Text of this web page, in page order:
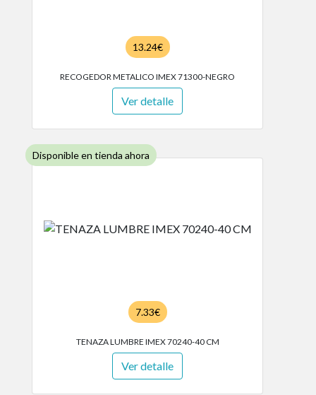
13.24€
RECOGEDOR METALICO IMEX 71300-NEGRO
Ver detalle
Disponible en tienda ahora
7.33€
TENAZA LUMBRE IMEX 70240-40 CM
Ver detalle